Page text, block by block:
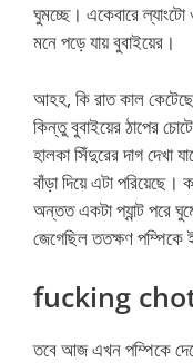
ঘুমচ্ছে। একেবারে
মনে পড়ে যায় বুবাইয়ের।
আহহ, কি রাত কাল
কিন্তু বুবাইয়ের ঠাপের
হালকা সিঁদুরের দাগ দেখা
বাঁড়া দিয়ে এটা পরিয়েছে।
অন্তত একটা প্যান্ট পরে
জেগেছিল ততক্ষণ পম্পিকে
fucking
তবে আজ এখন পম্পিকে